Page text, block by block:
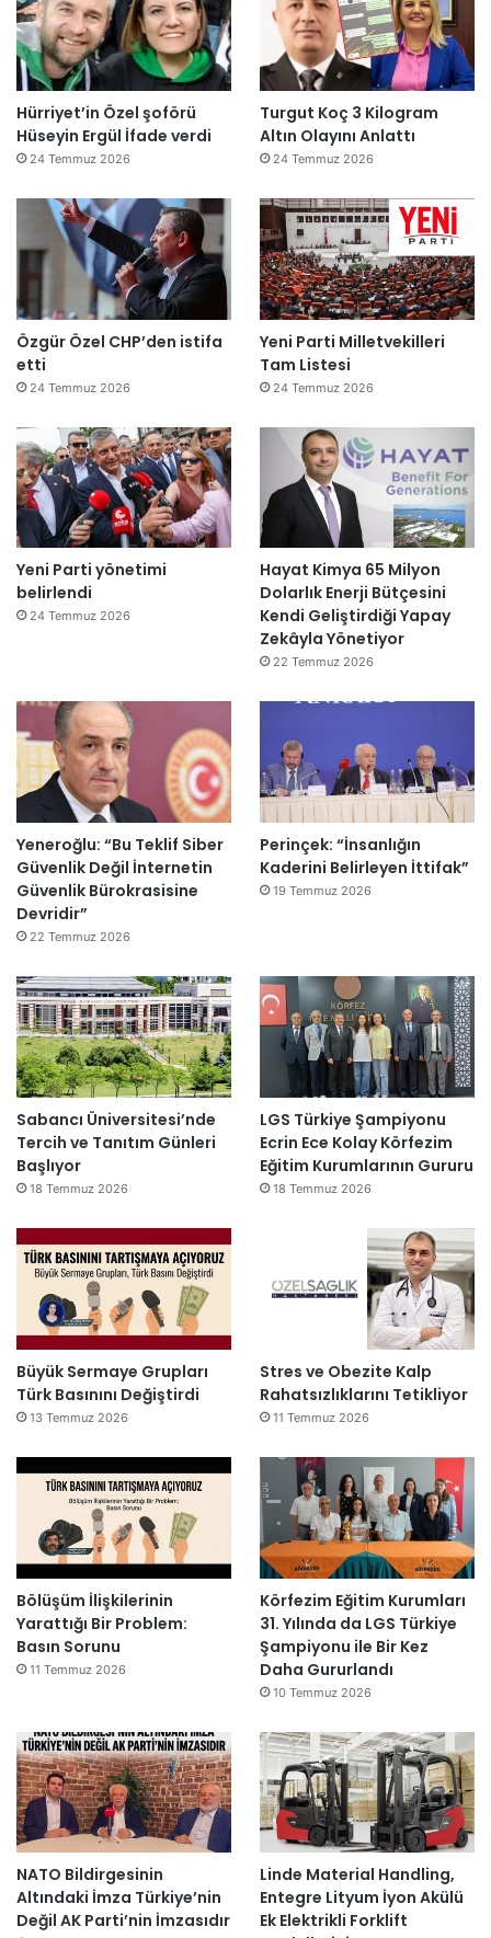
Hürriyet’in Özel şoförü
Hüseyin Ergül İfade verdi
24 Temmuz 2026
Turgut Koç 3 Kilogram
Altın Olayını Anlattı
24 Temmuz 2026
Özgür Özel CHP’den istifa
etti
24 Temmuz 2026
Yeni Parti Milletvekilleri
Tam Listesi
24 Temmuz 2026
Yeni Parti yönetimi
belirlendi
24 Temmuz 2026
Hayat Kimya 65 Milyon
Dolarlık Enerji Bütçesini
Kendi Geliştirdiği Yapay
Zekâyla Yönetiyor
22 Temmuz 2026
Yeneroğlu: “Bu Teklif Siber
Güvenlik Değil İnternetin
Güvenlik Bürokrasisine
Devridir”
22 Temmuz 2026
Perinçek: “İnsanlığın
Kaderini Belirleyen İttifak”
19 Temmuz 2026
Sabancı Üniversitesi’nde
Tercih ve Tanıtım Günleri
Başlıyor
18 Temmuz 2026
LGS Türkiye Şampiyonu
Ecrin Ece Kolay Körfezim
Eğitim Kurumlarının Gururu
18 Temmuz 2026
Büyük Sermaye Grupları
Türk Basınını Değiştirdi
13 Temmuz 2026
Stres ve Obezite Kalp
Rahatsızlıklarını Tetikliyor
11 Temmuz 2026
Bölüşüm İlişkilerinin
Yarattığı Bir Problem:
Basın Sorunu
11 Temmuz 2026
Körfezim Eğitim Kurumları
31. Yılında da LGS Türkiye
Şampiyonu ile Bir Kez
Daha Gururlandı
10 Temmuz 2026
NATO Bildirgesinin
Altındaki İmza Türkiye’nin
Değil AK Parti’nin İmzasıdır
Linde Material Handling,
Entegre Lityum İyon Akülü
Ek Elektrikli Forklift